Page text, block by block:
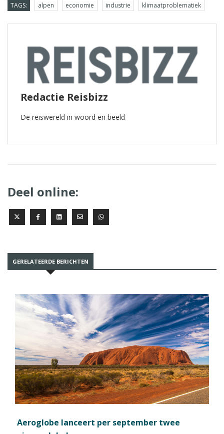
TAGS: alpen economie industrie klimaatproblematiek
Redactie Reisbizz
De reiswereld in woord en beeld
Deel online:
GERELATEERDE BERICHTEN
Aeroglobe lanceert per september twee